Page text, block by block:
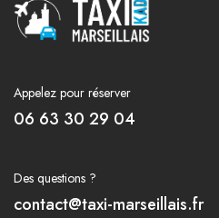
Appelez pour réserver
06 63 30 29 04
Des questions ?
contact@taxi-marseillais.fr